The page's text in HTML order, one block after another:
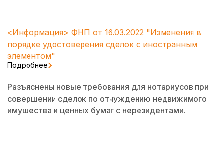
<Информация> ФНП от 16.03.2022 "Изменения в
порядке удостоверения сделок с иностранным
элементом"
Подробнее
Разъяснены новые требования для нотариусов при
совершении сделок по отчуждению недвижимого
имущества и ценных бумаг с нерезидентами.